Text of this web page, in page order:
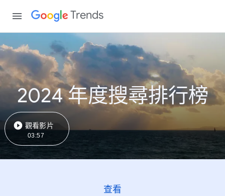
Trends
2024 年度搜尋排行榜
觀看影片
03:57
查看